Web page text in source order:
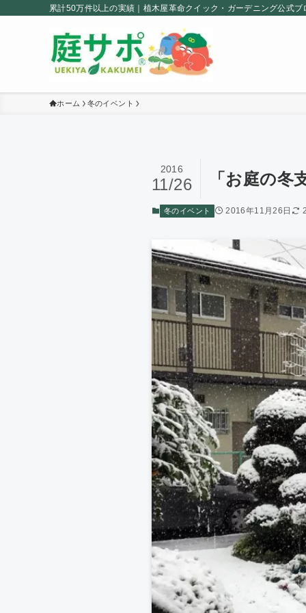
累計50万件以上の実績｜植木屋革命クイック・ガーデニング公式ブ
ホーム 冬のイベント
「お庭の冬
2016
11/26
冬のイベント 2016年11月26日